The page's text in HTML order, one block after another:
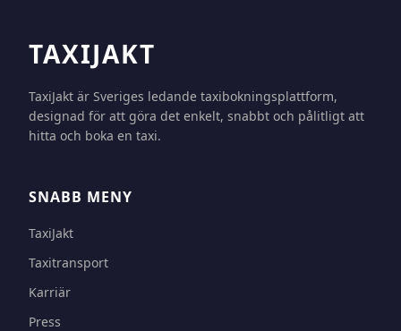
TAXIJAKT
TaxiJakt är Sveriges ledande taxibokningsplattform,
designad för att göra det enkelt, snabbt och pålitligt att
hitta och boka en taxi.
SNABB MENY
TaxiJakt
Taxitransport
Karriär
Press